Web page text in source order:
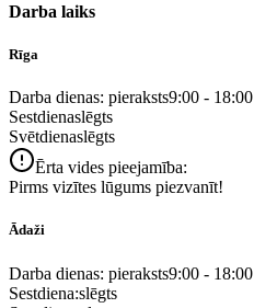
Darba laiks
Rīga
Darba dienas: pieraksts9:00 - 18:00
Sestdienaslēgts
Svētdienaslēgts
Ērta vides pieejamība:
Pirms vizītes lūgums piezvanīt!
Ādaži
Darba dienas: pieraksts9:00 - 18:00
Sestdiena:slēgts